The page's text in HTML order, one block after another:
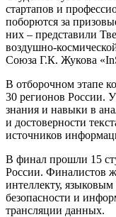
стартапов и
поборются за
них – представили
воздушно-
Союза Г.К. Жукова
В отборочном этапе
30 регионов России.
знания и навыки в
и достоверности
источников
В финал прошли 15
России. Финалистов
интеллекту,
безопасности и
трансляции данных.